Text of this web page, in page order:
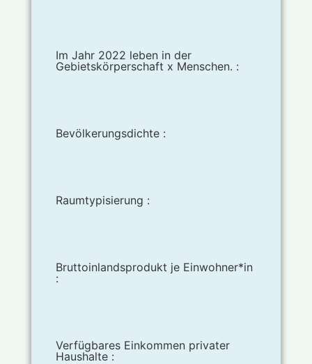
Im Jahr 2022 leben in der
Gebietskörperschaft x Menschen. :
Bevölkerungsdichte :
Raumtypisierung :
Bruttoinlandsprodukt je Einwohner*in
:
Verfügbares Einkommen privater
Haushalte :